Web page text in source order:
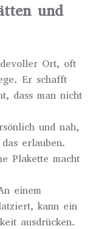
und
Ort, oft
Er schafft
dass man nicht
und nah,
erlauben.
Plakette macht
einem
kann ein
ausdrücken.